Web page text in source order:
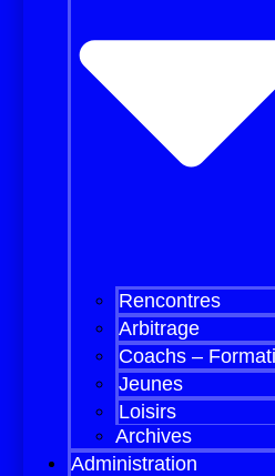
Rencontres
Arbitrage
Coachs –
Jeunes
Loisirs
Archives
Administration